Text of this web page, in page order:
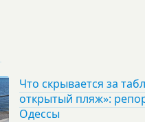
Что скрывается за
открытый пляж»:
Одессы